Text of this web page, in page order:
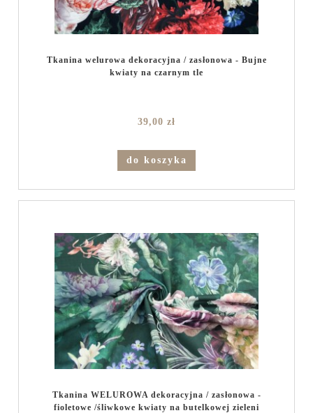
Tkanina welurowa dekoracyjna / zasłonowa - Bujne
kwiaty na czarnym tle
39,00 zł
do koszyka
Tkanina WELUROWA dekoracyjna / zasłonowa -
fioletowe /śliwkowe kwiaty na butelkowej zieleni